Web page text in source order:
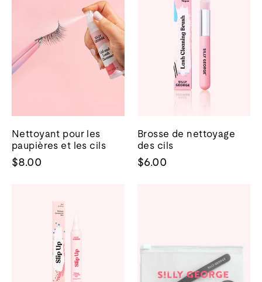
Nettoyant pour les
paupières et les cils
$8.00
Brosse de nettoyage
des cils
$6.00